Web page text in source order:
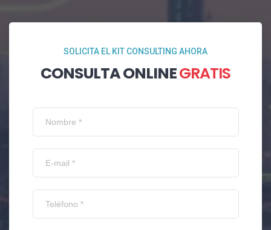
SOLICITA EL KIT CONSULTING AHORA
CONSULTA ONLINEGRATIS